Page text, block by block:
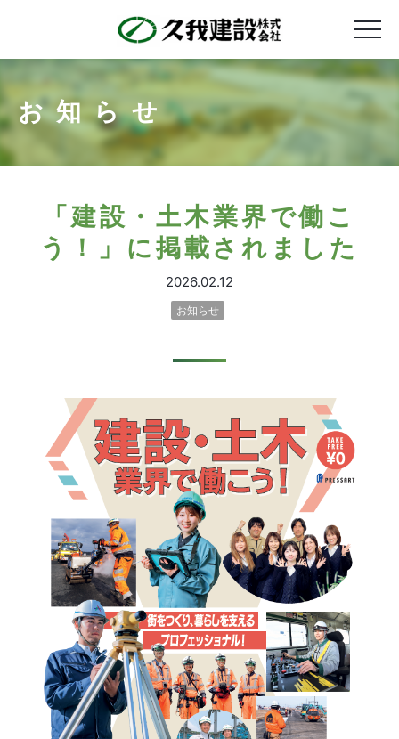
お知らせ
「建設・土木業界で働こ
う！」に掲載されました
2026.02.12
お知らせ